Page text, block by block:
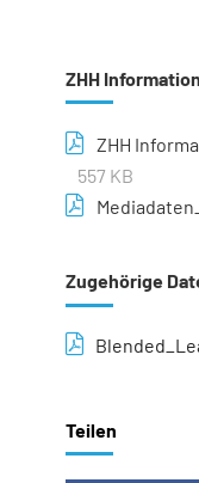
ZHH Information
ZHH
557 KB
Zugehörige
Teilen